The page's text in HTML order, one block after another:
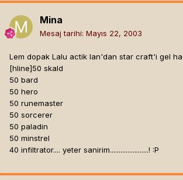
Mina
Mesaj tarihi: Mayıs 22, 2003
Lem dopak Lalu actik lan'dan star craft'i gel
[hline]50 skald
50 bard
50 hero
50 runemaster
50 sorcerer
50 paladin
50 minstrel
40 infiltrator.... yeter sanirim......................! :P